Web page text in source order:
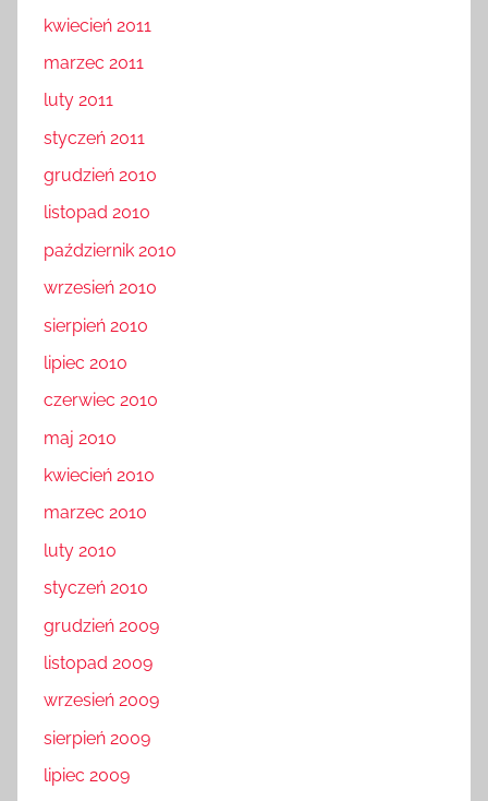
kwiecień 2011
marzec 2011
luty 2011
styczeń 2011
grudzień 2010
listopad 2010
październik 2010
wrzesień 2010
sierpień 2010
lipiec 2010
czerwiec 2010
maj 2010
kwiecień 2010
marzec 2010
luty 2010
styczeń 2010
grudzień 2009
listopad 2009
wrzesień 2009
sierpień 2009
lipiec 2009